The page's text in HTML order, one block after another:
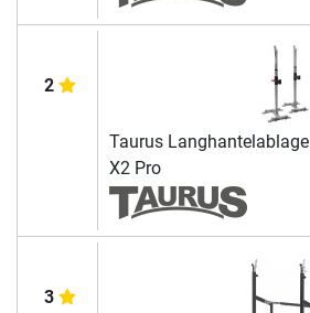
2
Taurus Langhantelablage
X2 Pro
3